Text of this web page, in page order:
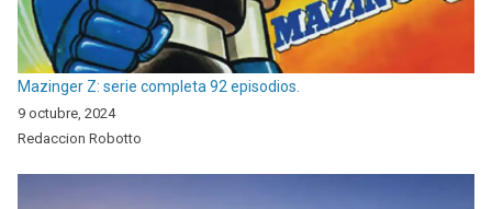
Mazinger Z: serie completa 92 episodios.
9 octubre, 2024
Redaccion Robotto